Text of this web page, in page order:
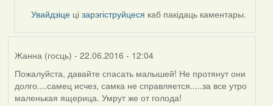
Увайдзіце цізарэгіструйцеся каб пакідаць каментары.
Жанна (госць) - 22.06.2016 - 12:04
Пожалуйста, давайте спасать малышей! Не протянут они
долго....самец исчез, самка не справляется.....за все утро
маленькая ящерица. Умрут же от голода!